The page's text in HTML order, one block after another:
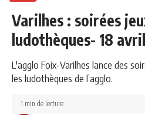
Varilhes : soirées
ludothèques- 18 avril
L'agglo Foix-Varilhes lance des
les ludothèques de l’agglo.
1 min de lecture